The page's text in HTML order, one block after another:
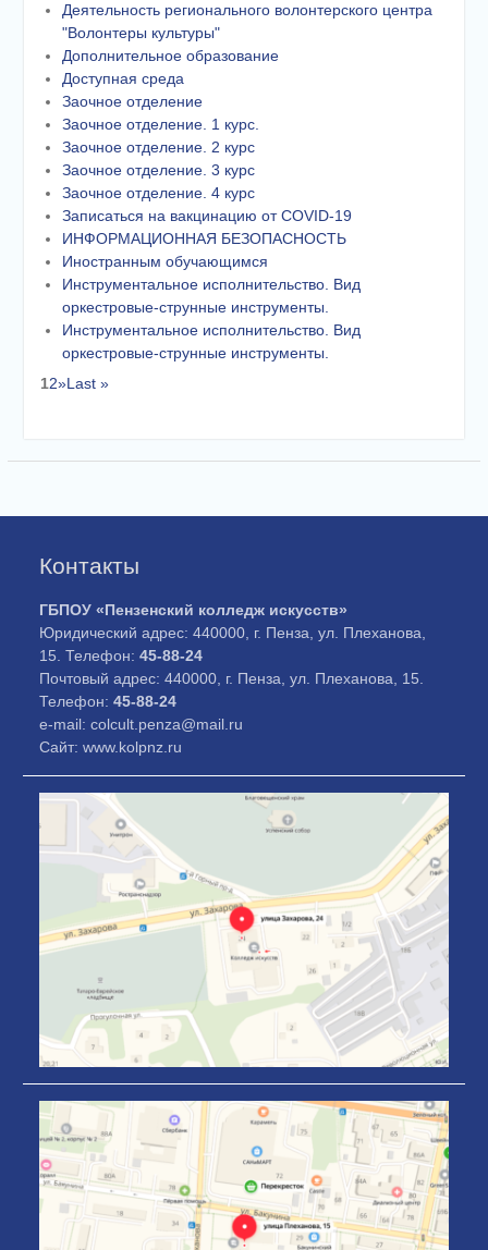
Деятельность регионального волонтерского центра
"Волонтеры культуры"
Дополнительное образование
Доступная среда
Заочное отделение
Заочное отделение. 1 курс.
Заочное отделение. 2 курс
Заочное отделение. 3 курс
Заочное отделение. 4 курс
Записаться на вакцинацию от COVID-19
ИНФОРМАЦИОННАЯ БЕЗОПАСНОСТЬ
Иностранным обучающимся
Инструментальное исполнительство. Вид
оркестровые-струнные инструменты.
Инструментальное исполнительство. Вид
оркестровые-струнные инструменты.
12»Last »
Контакты
ГБПОУ «Пензенский колледж искусств»
Юридический адрес: 440000, г. Пенза, ул. Плеханова,
15. Телефон:45-88-24
Почтовый адрес: 440000, г. Пенза, ул. Плеханова, 15.
Телефон:45-88-24
e-mail: colcult.penza@mail.ru
Сайт: www.kolpnz.ru